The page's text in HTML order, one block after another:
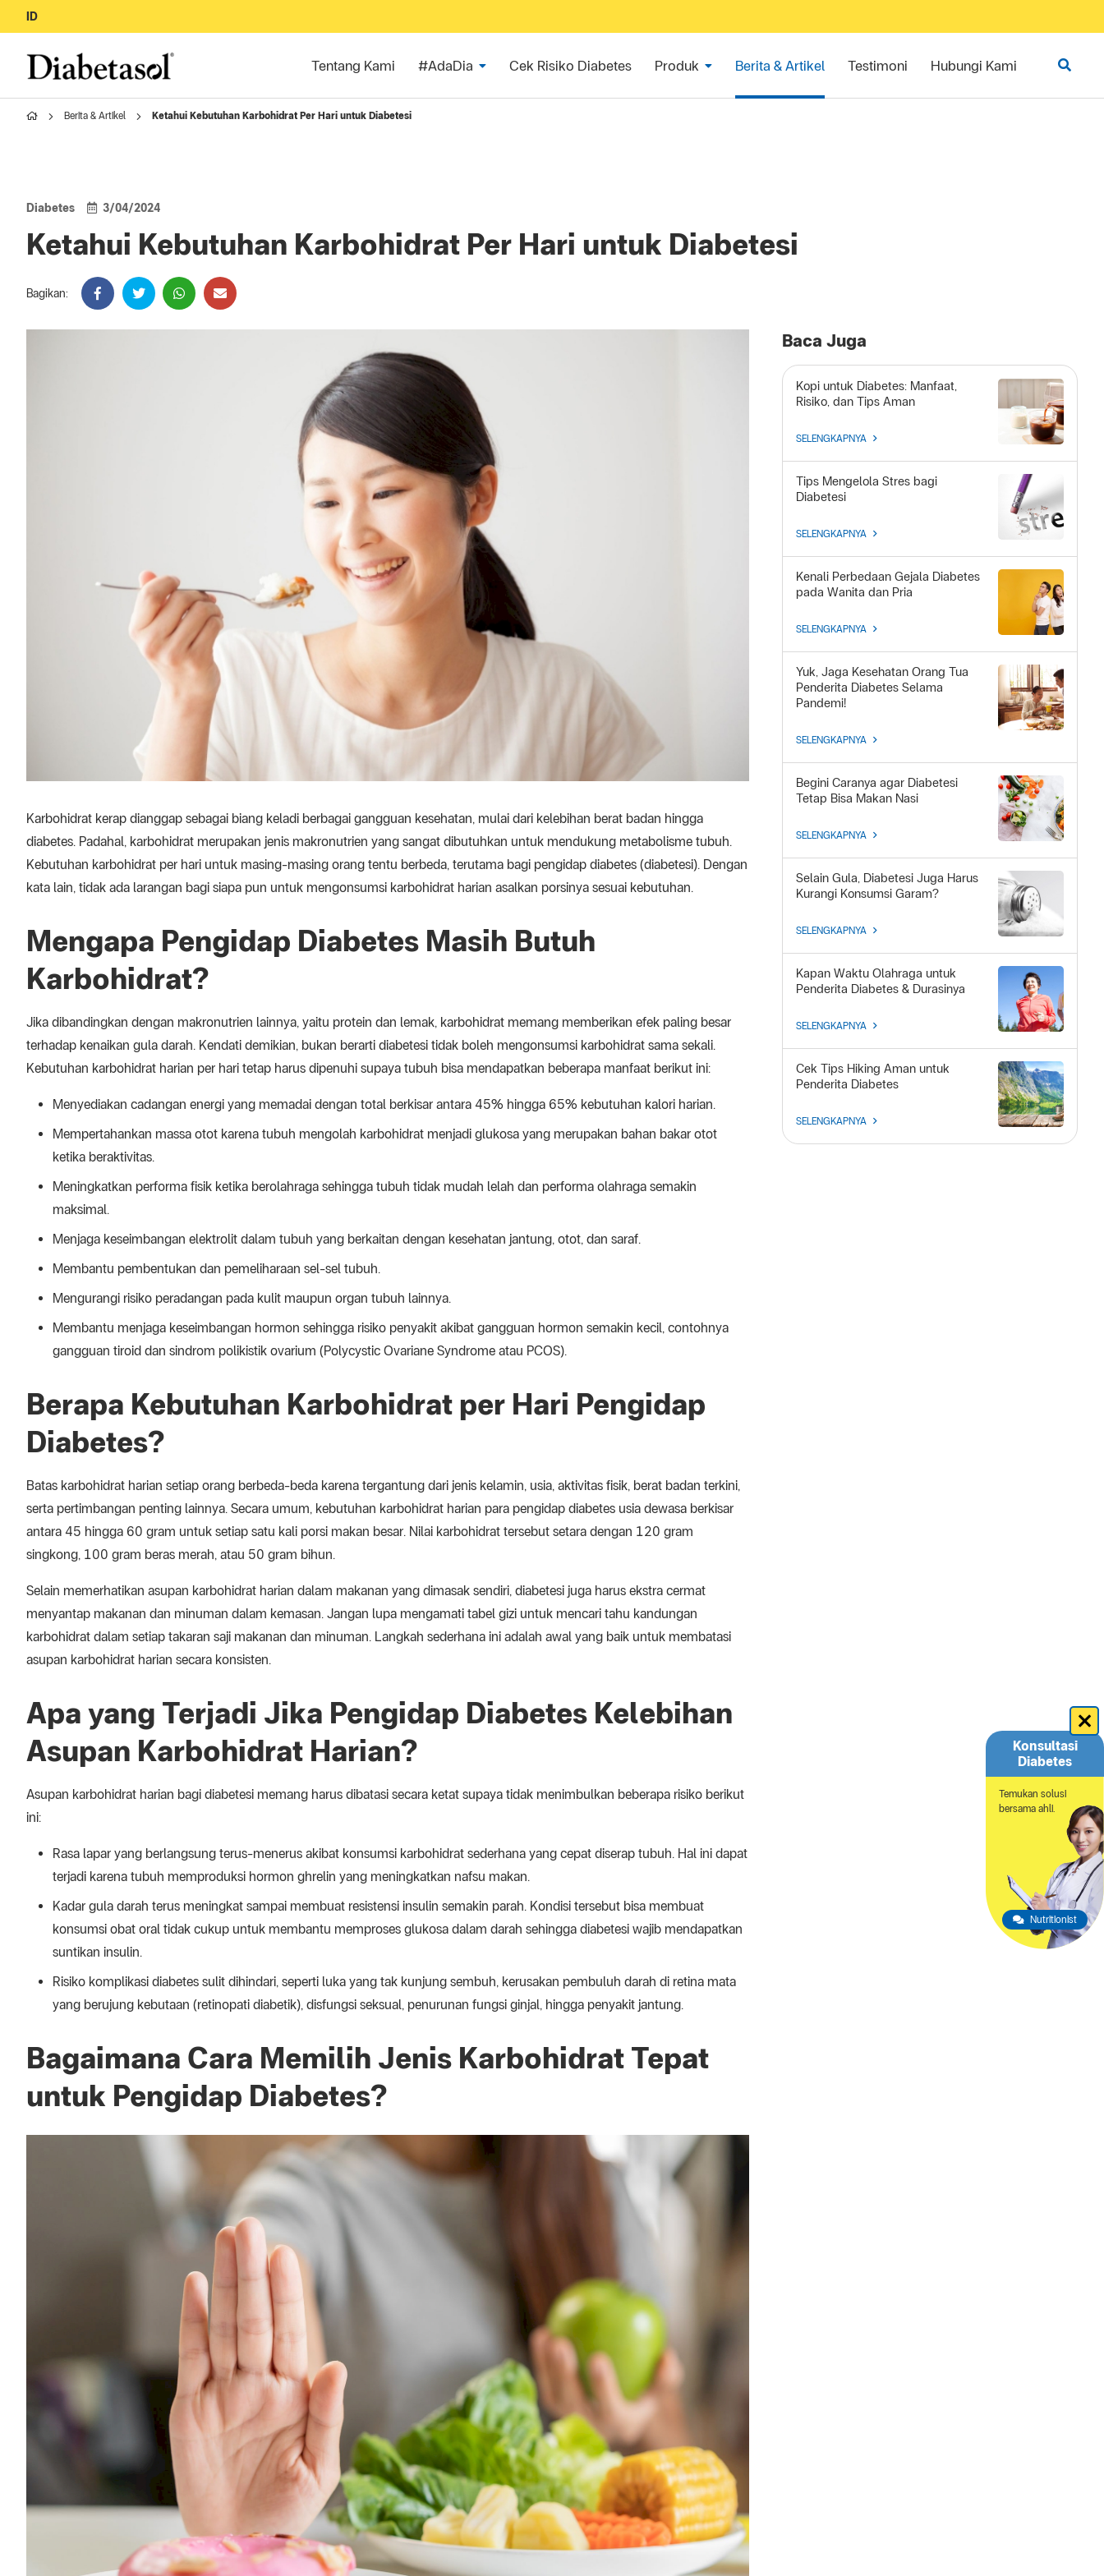
ID
Tentang Kami #AdaDia Cek Risiko Diabetes Produk Berita & Artikel Testimoni Hubungi Kami
Berita & Artikel Ketahui Kebutuhan Karbohidrat Per Hari untuk Diabetesi
Diabetes 3/04/2024
Ketahui Kebutuhan Karbohidrat Per Hari untuk Diabetesi
Bagikan:
Karbohidrat kerap dianggap sebagai biang keladi berbagai gangguan kesehatan, mulai dari kelebihan berat badan hingga
diabetes. Padahal, karbohidrat merupakan jenis makronutrien yang sangat dibutuhkan untuk mendukung metabolisme tubuh.
Kebutuhan karbohidrat per hari untuk masing-masing orang tentu berbeda, terutama bagi pengidap diabetes (diabetesi). Dengan
kata lain, tidak ada larangan bagi siapa pun untuk mengonsumsi karbohidrat harian asalkan porsinya sesuai kebutuhan.
Mengapa Pengidap Diabetes Masih Butuh
Karbohidrat?
Jika dibandingkan dengan makronutrien lainnya, yaitu protein dan lemak, karbohidrat memang memberikan efek paling besar
terhadap kenaikan gula darah. Kendati demikian, bukan berarti diabetesi tidak boleh mengonsumsi karbohidrat sama sekali.
Kebutuhan karbohidrat harian per hari tetap harus dipenuhi supaya tubuh bisa mendapatkan beberapa manfaat berikut ini:
Menyediakan cadangan energi yang memadai dengan total berkisar antara 45% hingga 65% kebutuhan kalori harian.
Mempertahankan massa otot karena tubuh mengolah karbohidrat menjadi glukosa yang merupakan bahan bakar otot
ketika beraktivitas.
Meningkatkan performa fisik ketika berolahraga sehingga tubuh tidak mudah lelah dan performa olahraga semakin
maksimal.
Menjaga keseimbangan elektrolit dalam tubuh yang berkaitan dengan kesehatan jantung, otot, dan saraf.
Membantu pembentukan dan pemeliharaan sel-sel tubuh.
Mengurangi risiko peradangan pada kulit maupun organ tubuh lainnya.
Membantu menjaga keseimbangan hormon sehingga risiko penyakit akibat gangguan hormon semakin kecil, contohnya
gangguan tiroid dan sindrom polikistik ovarium (Polycystic Ovariane Syndrome atau PCOS).
Berapa Kebutuhan Karbohidrat per Hari Pengidap
Diabetes?
Batas karbohidrat harian setiap orang berbeda-beda karena tergantung dari jenis kelamin, usia, aktivitas fisik, berat badan terkini,
serta pertimbangan penting lainnya. Secara umum, kebutuhan karbohidrat harian para pengidap diabetes usia dewasa berkisar
antara 45 hingga 60 gram untuk setiap satu kali porsi makan besar. Nilai karbohidrat tersebut setara dengan 120 gram
singkong, 100 gram beras merah, atau 50 gram bihun.
Selain memerhatikan asupan karbohidrat harian dalam makanan yang dimasak sendiri, diabetesi juga harus ekstra cermat
menyantap makanan dan minuman dalam kemasan. Jangan lupa mengamati tabel gizi untuk mencari tahu kandungan
karbohidrat dalam setiap takaran saji makanan dan minuman. Langkah sederhana ini adalah awal yang baik untuk membatasi
asupan karbohidrat harian secara konsisten.
Apa yang Terjadi Jika Pengidap Diabetes Kelebihan
Asupan Karbohidrat Harian?
Asupan karbohidrat harian bagi diabetesi memang harus dibatasi secara ketat supaya tidak menimbulkan beberapa risiko berikut
ini:
Rasa lapar yang berlangsung terus-menerus akibat konsumsi karbohidrat sederhana yang cepat diserap tubuh. Hal ini dapat
terjadi karena tubuh memproduksi hormon ghrelin yang meningkatkan nafsu makan.
Kadar gula darah terus meningkat sampai membuat resistensi insulin semakin parah. Kondisi tersebut bisa membuat
konsumsi obat oral tidak cukup untuk membantu memproses glukosa dalam darah sehingga diabetesi wajib mendapatkan
suntikan insulin.
Risiko komplikasi diabetes sulit dihindari, seperti luka yang tak kunjung sembuh, kerusakan pembuluh darah di retina mata
yang berujung kebutaan (retinopati diabetik), disfungsi seksual, penurunan fungsi ginjal, hingga penyakit jantung.
Bagaimana Cara Memilih Jenis Karbohidrat Tepat
untuk Pengidap Diabetes?
Baca Juga
Kopi untuk Diabetes: Manfaat,
Risiko, dan Tips Aman
SELENGKAPNYA
Tips Mengelola Stres bagi
Diabetesi
SELENGKAPNYA
Kenali Perbedaan Gejala Diabetes
pada Wanita dan Pria
SELENGKAPNYA
Yuk, Jaga Kesehatan Orang Tua
Penderita Diabetes Selama
Pandemi!
SELENGKAPNYA
Begini Caranya agar Diabetesi
Tetap Bisa Makan Nasi
SELENGKAPNYA
Selain Gula, Diabetesi Juga Harus
Kurangi Konsumsi Garam?
SELENGKAPNYA
Kapan Waktu Olahraga untuk
Penderita Diabetes & Durasinya
SELENGKAPNYA
Cek Tips Hiking Aman untuk
Penderita Diabetes
SELENGKAPNYA
Konsultasi
Diabetes
Temukan solusi
bersama ahli.
Nutritionist